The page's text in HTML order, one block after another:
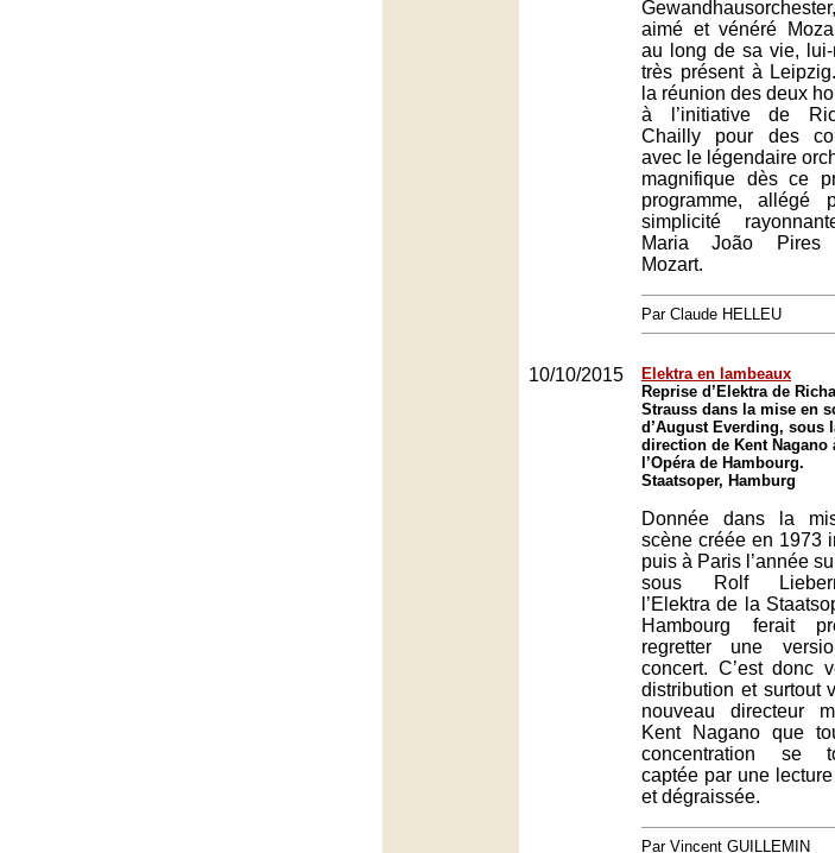
aimé et vénéré
au long de sa vie, lui-
très présent à
la réunion des deux
à l’initiative de
Chailly pour des
avec le légendaire
magnifique dès ce
programme, allégé
simplicité
Maria João Pires
Mozart.
Par Claude HELLEU
10/10/2015
Elektra en lambeaux
Reprise d’Elektra de
Strauss dans la mise en
d’August Everding, sous
direction de Kent Nagano
l’Opéra de Hambourg.
Staatsoper, Hamburg
Donnée dans la
scène créée en 1973
puis à Paris l’année
sous Rolf
l’Elektra de la
Hambourg ferait
regretter une
concert. C’est donc
distribution et surtout
nouveau directeur
Kent Nagano que
concentration se
captée par une
et dégraissée.
Par Vincent GUILLEMIN